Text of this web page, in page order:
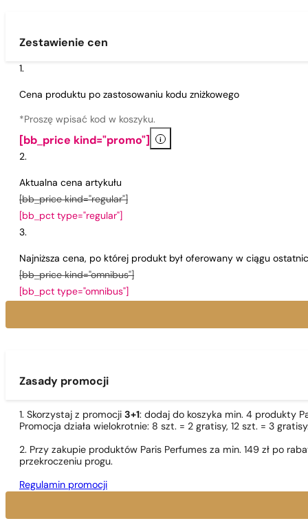
Zestawienie cen
Cena produktu po zastosowaniu kodu zniżkowego
*Proszę wpisać kod w koszyku.
[bb_price kind="promo"] i
Aktualna cena artykułu
[bb_price kind="regular"]
[bb_pct type="regular"]
Najniższa cena, po której produkt był oferowany w ciągu
[bb_price kind="omnibus"]
[bb_pct type="omnibus"]
Zasady promocji
1. Skorzystaj z promocji 3+1: dodaj do koszyka min. 4 produkty
Promocja działa wielokrotnie: 8 szt. = 2 gratisy, 12 szt. = 3
2. Przy zakupie produktów Paris Perfumes za min. 149 zł po
przekroczeniu progu.
Regulamin promocji